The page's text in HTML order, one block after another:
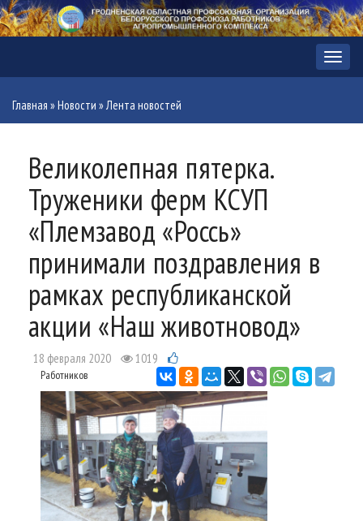
Меню
Главная »Новости »Лента новостей
Великолепная пятерка.
Труженики ферм КСУП
«Племзавод «Россь»
принимали поздравления в
рамках республиканской
акции «Наш животновод»
18 февраля 2020 1019
Работников